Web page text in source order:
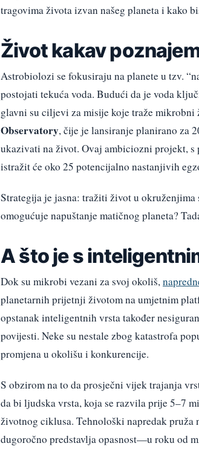
tragovima života izvan našeg planeta i kako
Život kakav
Astrobiolozi se fokusiraju na planete u tzv.
postojati tekuća voda. Budući da je voda
glavni su ciljevi za misije koje traže mikrobni
Observatory, čije je lansiranje planirano za
ukazivati na život. Ovaj ambiciozni projekt,
istražit će oko 25 potencijalno nastanjivih
Strategija je jasna: tražiti život u
omogućuje napuštanje matičnog planeta?
A što je s
Dok su mikrobi vezani za svoj okoliš,
planetarnih prijetnji životom na umjetnim
opstanak inteligentnih vrsta također
povijesti. Neke su nestale zbog katastrofa
promjena u okolišu i konkurencije.
S obzirom na to da prosječni vijek trajanja
da bi ljudska vrsta, koja se razvila prije 5–7
životnog ciklusa. Tehnološki napredak pruža
dugoročno predstavlja opasnost—u roku od